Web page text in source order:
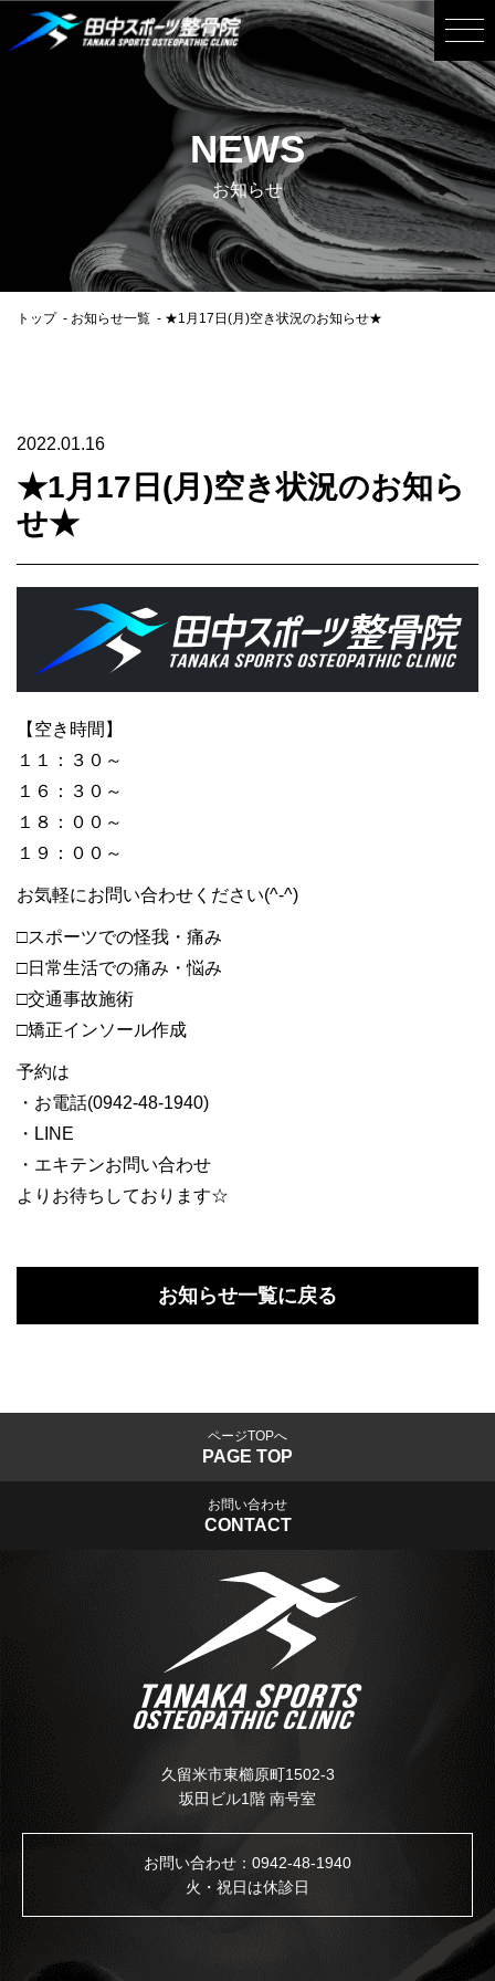
NEWS
お知らせ
トップ お知らせ一覧 ★1月17日(月)空き状況のお知らせ★
2022.01.16
★1月17日(月)空き状況のお知ら
せ★
【空き時間】
１１：３０～
１６：３０～
１８：００～
１９：００～
お気軽にお問い合わせください(^-^)
□スポーツでの怪我・痛み
□日常生活での痛み・悩み
□交通事故施術
□矯正インソール作成
予約は
・お電話(0942-48-1940)
・LINE
・エキテンお問い合わせ
よりお待ちしております☆
お知らせ一覧に戻る
ページTOPへ
PAGE TOP
お問い合わせ
CONTACT
久留米市東櫛原町1502-3
坂田ビル1階 南号室
お問い合わせ： 0942-48-1940
火・祝日は休診日